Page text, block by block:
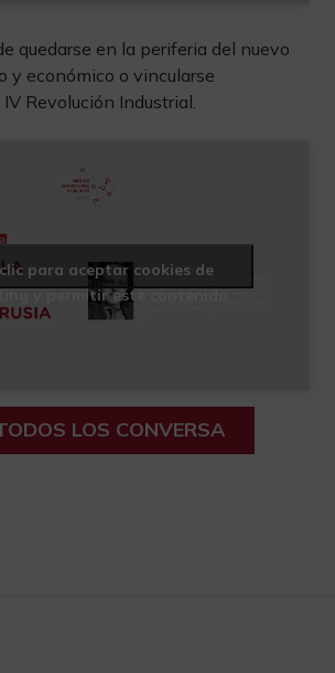
quedarse en la periferia del nuevo
y económico o vincularse
Revolución Industrial.
para aceptar cookies de
y permitir este contenido
LOS CONVERSA